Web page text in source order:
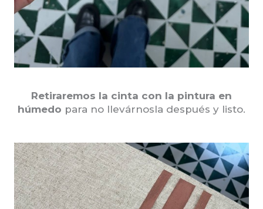
Retiraremos la cinta con la pintura en
húmedo para no llevárnosla después y listo.